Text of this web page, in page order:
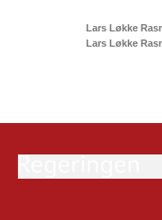
Lars Løkke
Lars Løkke